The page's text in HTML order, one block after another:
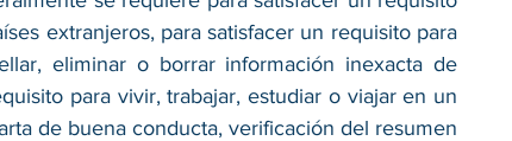
extranjeros, para satisfacer un requisito para
eliminar o borrar información inexacta de
para vivir, trabajar, estudiar o viajar en un
de buena conducta, verificación del resumen